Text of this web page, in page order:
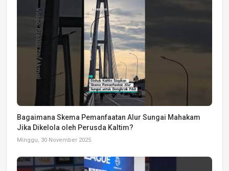
Bagaimana Skema Pemanfaatan Alur Sungai Mahakam
Jika Dikelola oleh Perusda Kaltim?
Minggu, 30 November 2025